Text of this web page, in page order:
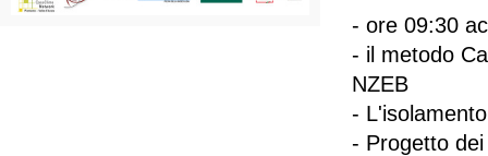
- ore 09:30
- il metodo
NZEB
-
- Progetto